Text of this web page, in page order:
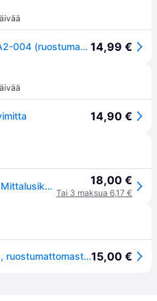
Moccamaster kahvilusikka MA2-004 (ruostumaton teräs) 14,99 €
14,90 €
Moccamaster - Moccamaster Mittalusikka MA2-004 Polished silver 18,00 €
Tai 3 maksua 6,17 €
Moccamaster Mitta-iskut 10 g, ruostumattomasta teräksestä15,00 €